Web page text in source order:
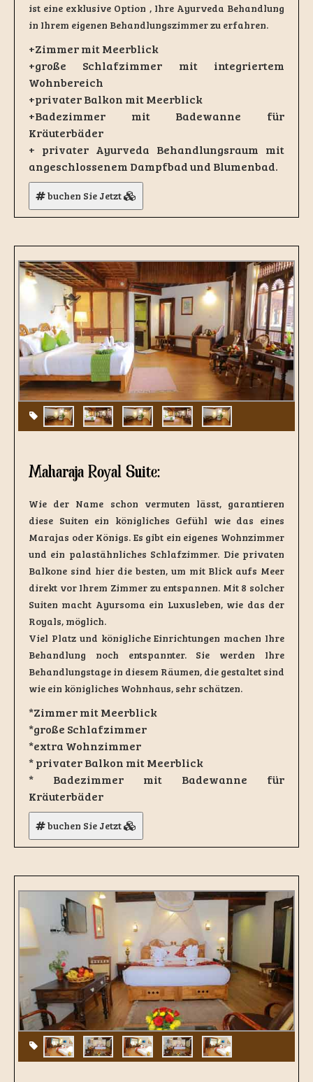
ist eine exklusive Option , Ihre Ayurveda Behandlung
in Ihrem eigenen Behandlungszimmer zu erfahren.
+Zimmer mit Meerblick
+große Schlafzimmer mit integriertem
Wohnbereich
+privater Balkon mit Meerblick
+Badezimmer mit Badewanne für
Kräuterbäder
+ privater Ayurveda Behandlungsraum mit
angeschlossenem Dampfbad und Blumenbad.
buchen Sie Jetzt
Maharaja Royal Suite:
Wie der Name schon vermuten lässt, garantieren
diese Suiten ein königliches Gefühl wie das eines
Marajas oder Königs. Es gibt ein eigenes Wohnzimmer
und ein palastähnliches Schlafzimmer. Die privaten
Balkone sind hier die besten, um mit Blick aufs Meer
direkt vor Ihrem Zimmer zu entspannen. Mit 8 solcher
Suiten macht Ayursoma ein Luxusleben, wie das der
Royals, möglich.
Viel Platz und königliche Einrichtungen machen Ihre
Behandlung noch entspannter. Sie werden Ihre
Behandlungstage in diesem Räumen, die gestaltet sind
wie ein königliches Wohnhaus, sehr schätzen.
*Zimmer mit Meerblick
*große Schlafzimmer
*extra Wohnzimmer
* privater Balkon mit Meerblick
* Badezimmer mit Badewanne für
Kräuterbäder
buchen Sie Jetzt